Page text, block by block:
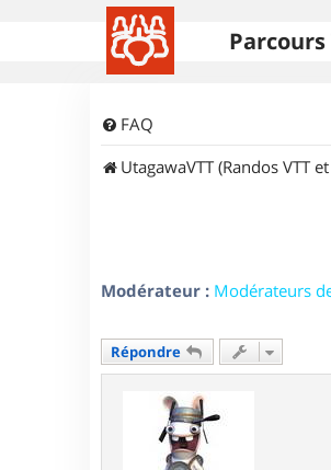
Parcours
FAQ
UtagawaVTT (Randos VTT
Modérateur : Modérateurs
Répondre